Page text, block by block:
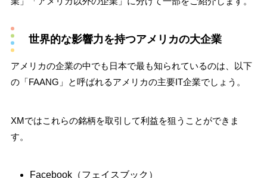
世界的な影響力を持つアメリカの大企業
アメリカの企業の中でも日本で最も知られているのは、以下
の「FAANG」と呼ばれるアメリカの主要IT企業でしょう。
XMではこれらの銘柄を取引して利益を狙うことができま
す。
Facebook（フェイスブック）